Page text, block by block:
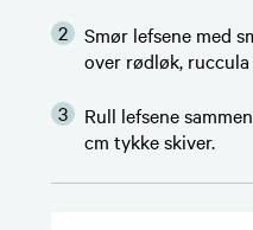
Smør lefsene med
over rødløk,
Rull lefsene
cm tykke skiver. ​​